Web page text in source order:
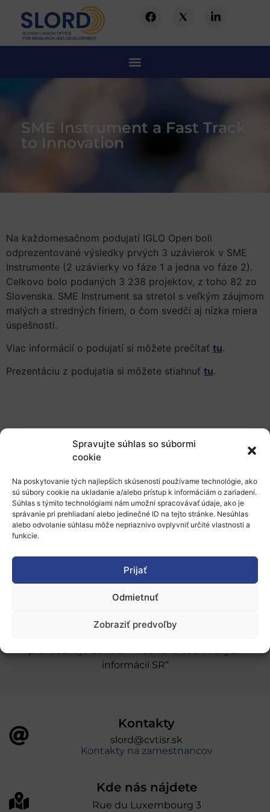
Spravujte súhlas so súbormi
cookie
Na poskytovanie tých najlepších skúseností používame technológie, ako
sú súbory cookie na ukladanie a/alebo prístup k informáciám o zariadení.
Súhlas s týmito technológiami nám umožní spracovávať údaje, ako je
správanie pri prehliadaní alebo jedinečné ID na tejto stránke. Nesúhlas
alebo odvolanie súhlasu môže nepriaznivo ovplyvniť určité vlastnosti a
funkcie.
Prijať
Odmietnuť
Zobraziť predvoľby
SME Instrument a Fast Track
to Innovation
Na každomesačnom podujatí IGLO Open boli
odprezentované výsledky prvých 3 uzávierok v SME
Instrumente (2 uzávierky vo fáze 1 a jedna vo fáze 2).
Celkovo bolo podaných 3 238 projektov, z toho 82 zo
Slovenska. SME Instrument sa stretol s veľkým záujmom
malých a stredných firiem, o čom svedčí aj nízka miera
úspešnosti.
Viac informácií o podujatí si môžete prečítať tu.
Prezentáciu z podujatia si môžete stiahnuť tu.
Naše služby
Financovanie a podpora
Novinky
„Projekt SK4ERA II je spolufinancovaný Európskou
prevádzkuje Centrum vedecko-technických
informácií SR“
Kontakty
slord@cvtisr.sk
Kontakty na zamestnancov
Kde nás nájdete
Rue du Luxembourg 3